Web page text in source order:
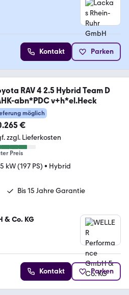
Kontakt Parken
RAV 4 2.5 Hybrid Team D
abn*PDC v+h*el.Heck
möglich
€
zzgl. Lieferkosten
Preis
kW (197 PS) • Hybrid
Bis 15 Jahre Garantie
& Co. KG
Kontakt Parken